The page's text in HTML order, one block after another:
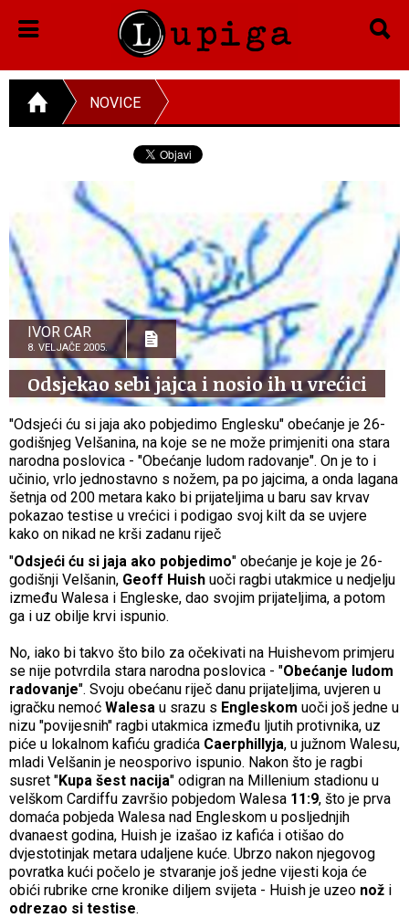
NOVICE
IVOR CAR
8. VELJAČE 2005.
Odsjekao sebi jajca i nosio ih u vrećici
"Odsjeći ću si jaja ako pobjedimo Englesku" obećanje je 26-
godišnjeg Velšanina, na koje se ne može primjeniti ona stara
narodna poslovica - "Obećanje ludom radovanje". On je to i
učinio, vrlo jednostavno s nožem, pa po jajcima, a onda lagana
šetnja od 200 metara kako bi prijateljima u baru sav krvav
pokazao testise u vrećici i podigao svoj kilt da se uvjere
kako on nikad ne krši zadanu riječ
"Odsjeći ću si jaja ako pobjedimo" obećanje je koje je 26-
godišnji Velšanin, Geoff Huish uoči ragbi utakmice u nedjelju
između Walesa i Engleske, dao svojim prijateljima, a potom
ga i uz obilje krvi ispunio.
No, iako bi takvo što bilo za očekivati na Huishevom primjeru
se nije potvrdila stara narodna poslovica - "Obećanje ludom
radovanje". Svoju obećanu riječ danu prijateljima, uvjeren u
igračku nemoć Walesa u srazu s Engleskom uoči još jedne u
nizu "povijesnih" ragbi utakmica između ljutih protivnika, uz
piće u lokalnom kafiću gradića Caerphillyja, u južnom Walesu,
mladi Velšanin je neosporivo ispunio. Nakon što je ragbi
susret "Kupa šest nacija" odigran na Millenium stadionu u
velškom Cardiffu završio pobjedom Walesa 11:9, što je prva
domaća pobjeda Walesa nad Engleskom u posljednjih
dvanaest godina, Huish je izašao iz kafića i otišao do
dvjestotinjak metara udaljene kuće. Ubrzo nakon njegovog
povratka kući počelo je stvaranje još jedne vijesti koja će
obići rubrike crne kronike diljem svijeta - Huish je uzeo nož i
odrezao si testise.